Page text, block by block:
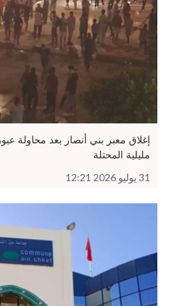
إغلاق معبر بني أنصار بعد محاولة
مليلية المحتلة
31 يوليو 2026 12:21